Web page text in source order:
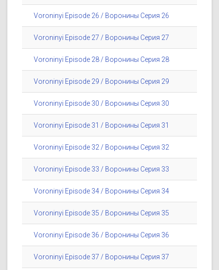
Voroninyi Episode 26 / Воронины Серия 26
Voroninyi Episode 27 / Воронины Серия 27
Voroninyi Episode 28 / Воронины Серия 28
Voroninyi Episode 29 / Воронины Серия 29
Voroninyi Episode 30 / Воронины Серия 30
Voroninyi Episode 31 / Воронины Серия 31
Voroninyi Episode 32 / Воронины Серия 32
Voroninyi Episode 33 / Воронины Серия 33
Voroninyi Episode 34 / Воронины Серия 34
Voroninyi Episode 35 / Воронины Серия 35
Voroninyi Episode 36 / Воронины Серия 36
Voroninyi Episode 37 / Воронины Серия 37